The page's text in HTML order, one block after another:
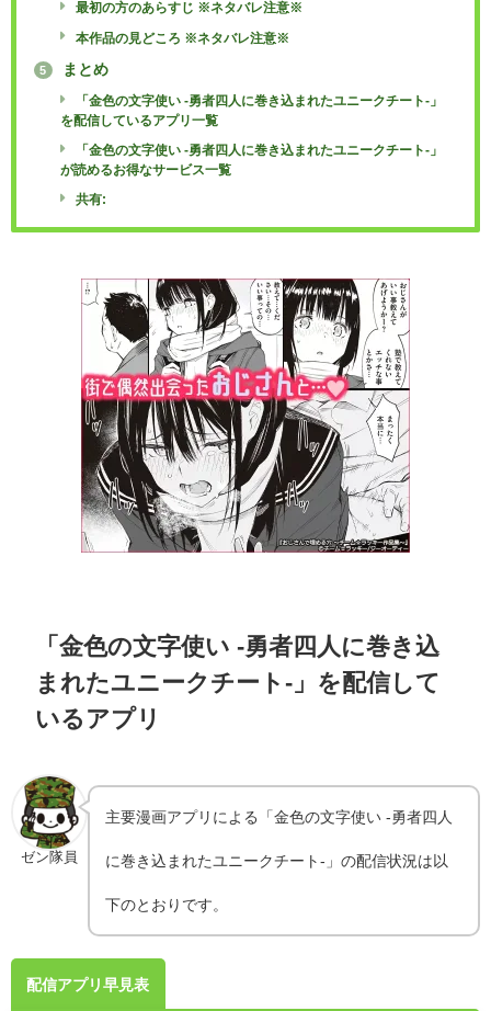
最初の方のあらすじ ※ネタバレ注意※
本作品の見どころ ※ネタバレ注意※
5 まとめ
「金色の文字使い -勇者四人に巻き込まれたユニークチート-」
を配信しているアプリ一覧
「金色の文字使い -勇者四人に巻き込まれたユニークチート-」
が読めるお得なサービス一覧
共有:
「金色の文字使い -勇者四人に巻き込
まれたユニークチート-」を配信して
いるアプリ
ゼン隊員
主要漫画アプリによる「金色の文字使い -勇者四人
に巻き込まれたユニークチート-」の配信状況は以
下のとおりです。
配信アプリ早見表